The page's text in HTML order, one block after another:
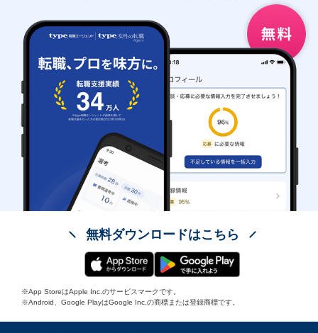
無料ダウンロードはこちら
※App StoreはApple Inc.のサービスマークです。
※Android、Google PlayはGoogle Inc.の商標または登録商標です。